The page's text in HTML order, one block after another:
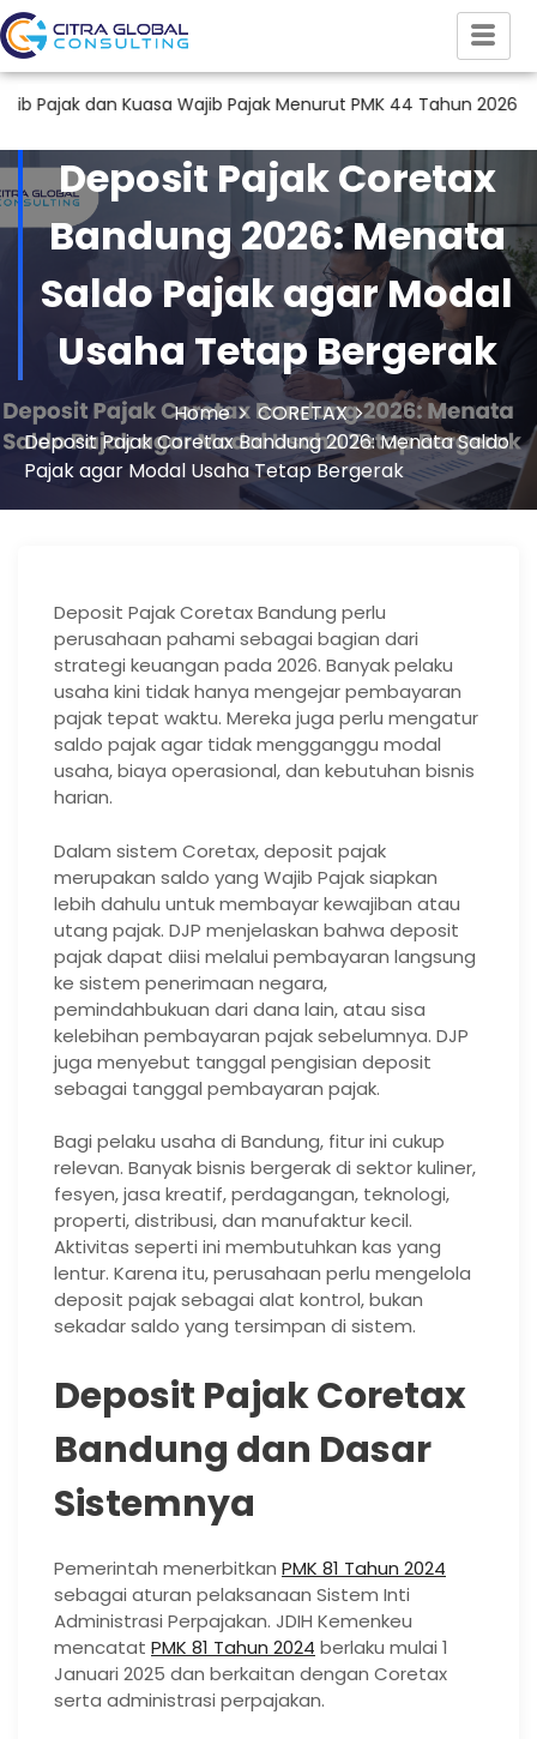
Wajib Pajak Menurut PMK 44 Tahun 2026 Audit
Deposit Pajak Coretax
Bandung 2026: Menata
Saldo Pajak agar Modal
Usaha Tetap Bergerak
Home
CORETAX
Deposit Pajak Coretax Bandung 2026: Menata Saldo
Pajak agar Modal Usaha Tetap Bergerak
Deposit Pajak Coretax Bandung perlu
perusahaan pahami sebagai bagian dari
strategi keuangan pada 2026. Banyak pelaku
usaha kini tidak hanya mengejar pembayaran
pajak tepat waktu. Mereka juga perlu mengatur
saldo pajak agar tidak mengganggu modal
usaha, biaya operasional, dan kebutuhan bisnis
harian.
Dalam sistem Coretax, deposit pajak
merupakan saldo yang Wajib Pajak siapkan
lebih dahulu untuk membayar kewajiban atau
utang pajak. DJP menjelaskan bahwa deposit
pajak dapat diisi melalui pembayaran langsung
ke sistem penerimaan negara,
pemindahbukuan dari dana lain, atau sisa
kelebihan pembayaran pajak sebelumnya. DJP
juga menyebut tanggal pengisian deposit
sebagai tanggal pembayaran pajak.
Bagi pelaku usaha di Bandung, fitur ini cukup
relevan. Banyak bisnis bergerak di sektor kuliner,
fesyen, jasa kreatif, perdagangan, teknologi,
properti, distribusi, dan manufaktur kecil.
Aktivitas seperti ini membutuhkan kas yang
lentur. Karena itu, perusahaan perlu mengelola
deposit pajak sebagai alat kontrol, bukan
sekadar saldo yang tersimpan di sistem.
Deposit Pajak Coretax
Bandung dan Dasar
Sistemnya
Pemerintah menerbitkan PMK 81 Tahun 2024
sebagai aturan pelaksanaan Sistem Inti
Administrasi Perpajakan. JDIH Kemenkeu
mencatat PMK 81 Tahun 2024 berlaku mulai 1
Januari 2025 dan berkaitan dengan Coretax
serta administrasi perpajakan.